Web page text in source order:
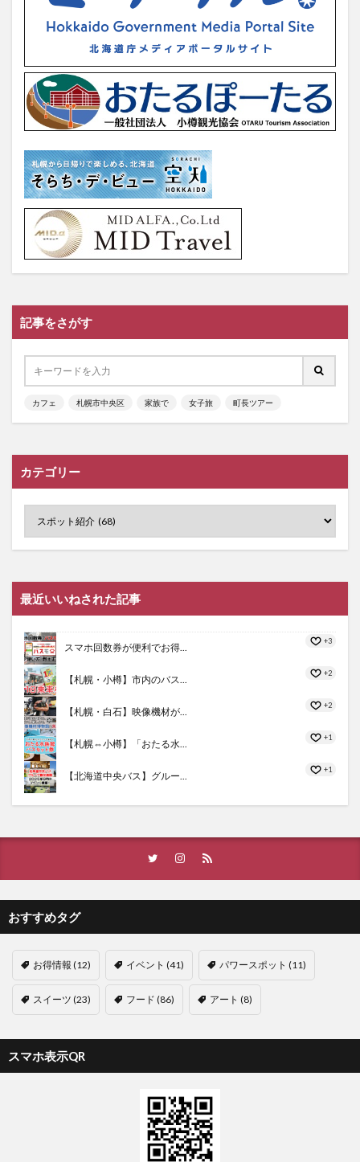
記事をさがす
カフェ 札幌市中央区 家族で 女子旅 町長ツアー
カテゴリー
最近いいねされた記事
スマホ回数券が便利でお得...
+3
【札幌・小樽】市内のバス...
+2
【札幌・白石】映像機材が...
+2
【札幌⇔小樽】「おたる水...
+1
【北海道中央バス】グルー...
+1
おすすめタグ
お得情報 (12) イベント (41) パワースポット (11)
スイーツ (23) フード (86) アート (8)
スマホ表示QR